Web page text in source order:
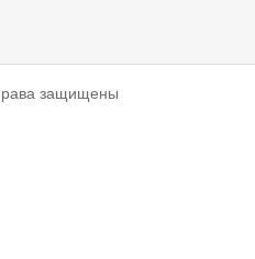
защищены